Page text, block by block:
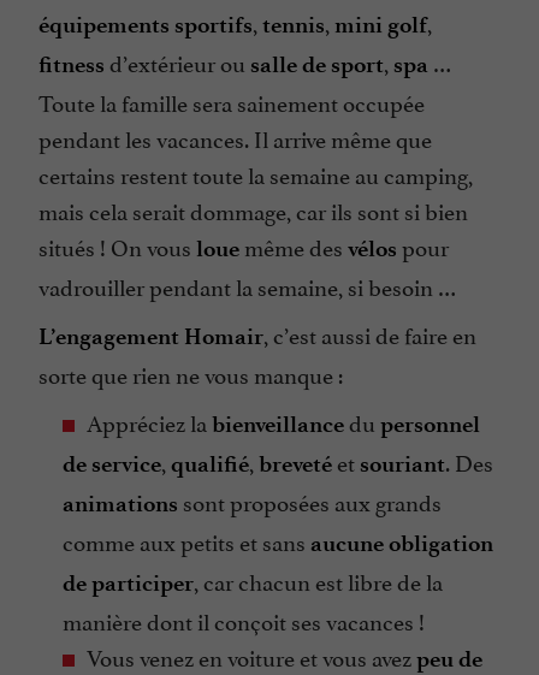
équipements sportifs, tennis, mini golf,
fitness d’extérieur ou salle de sport, spa …
Toute la famille sera sainement occupée
pendant les vacances. Il arrive même que
certains restent toute la semaine au camping,
mais cela serait dommage, car ils sont si bien
situés ! On vous loue même des vélos pour
vadrouiller pendant la semaine, si besoin …
L’engagement Homair, c’est aussi de faire en
sorte que rien ne vous manque :
Appréciez la bienveillancedu personnel
de service, qualifié, breveté et souriant. Des
animations sont proposées aux grands
comme aux petits et sans aucune obligation
de participer, car chacun est libre de la
manière dont il conçoit ses vacances !
Vous venez en voiture et vous avezpeu de